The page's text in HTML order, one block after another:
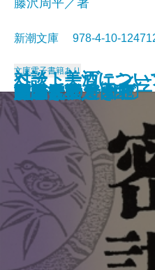
たくさんのタブー
なりそこない王子
ベートーヴェン―
の生涯―
おみそれ社会
冬の派閥
対談 美酒につい
を語るか―
男の系譜
夜のかくれんぼ
ノックの音が
密謀〔上〕
藤沢周平／著
新潮文庫 978-4-10-
文庫電子書籍あり
密謀〔下〕
闇の穴
吉里吉里人〔上〕
吉里吉里人〔中〕
吉里吉里人〔下〕
おせん
盗賊会社
エヌ氏の遊園地
羆
男どき女どき